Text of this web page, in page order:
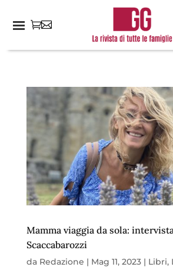
Mamma viaggia da sola:
Scaccabarozzi
da Redazione | Mag 11, 2023| Libri,